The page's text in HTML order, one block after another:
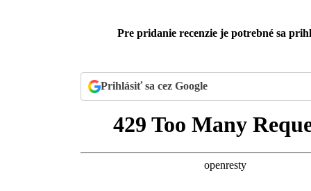
Pre pridanie recenzie je potrebné sa
Prihlásiť sa cez Google